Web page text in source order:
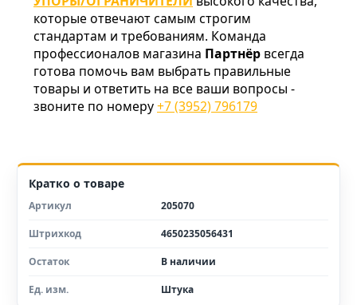
которые отвечают самым строгим
стандартам и требованиям. Команда
профессионалов магазина Партнёр всегда
готова помочь вам выбрать правильные
товары и ответить на все ваши вопросы -
звоните по номеру+7 (3952) 796179
Кратко о товаре
Артикул 205070
Штрихкод 4650235056431
Остаток В наличии
Ед. изм. Штука